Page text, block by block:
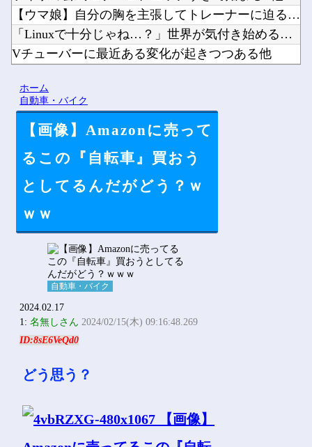
【ウマ娘】自分の胸を主張してトレーナーに迫るルラち他
「Linuxで十分じゃね…？」世界が気付き始める Linux...
Vチューバーに最近ある変化が起きつつある他
Powered by livedoor 相互RSS
ホーム
自動車・バイク
【画像】Amazonに売って
るこの『自転車』買おう
としてるんだがどう？ｗ
ｗｗ
自動車・バイク
2024.02.17
1:名無しさん 2024/02/15(木) 09:16:48.269
ID:8sE6VeQd0
どう思う？